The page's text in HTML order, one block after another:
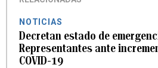
NOTICIAS
Decretan estado de
Representantes ante
COVID-19